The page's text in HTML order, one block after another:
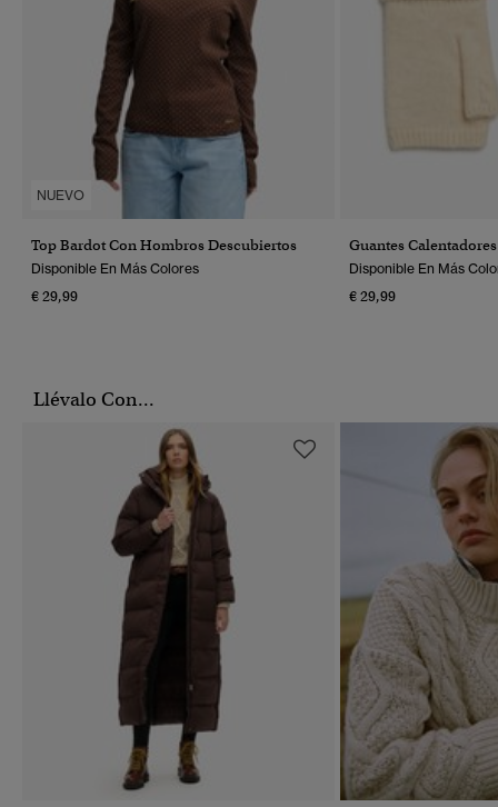
NUEVO
Top Bardot Con Hombros Descubiertos
Disponible En Más Colores
€ 29,99
Guantes
Disponible En Más
€ 29,99
Llévalo Con...